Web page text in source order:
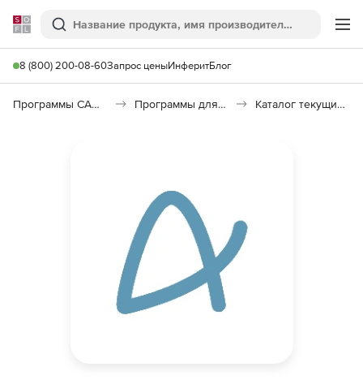
Softline
Поиск
8 (800) 200-08-60Запрос ценыИнферитБлог
Программы САПР и ГИС Программы для документооборота Каталог текущих цен в строительстве (КТЦ)